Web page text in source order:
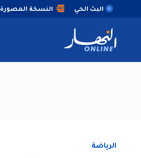
البث الحي النسخة المصورة
الرياضة